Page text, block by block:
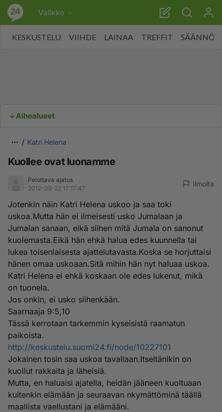
Valikko
KESKUSTELU VIIHDE LAINAA TREFFIT SÄÄNNÖT
Aihealueet
Katri Helena
Kuollee ovat luonamme
Pelottava ajatus
2012-09-22 17:17:47
Ilmoita
Jotenkin näin Katri Helena uskoo ja saa toki
uskoa.Mutta hän ei ilmeisesti usko Jumalaan ja
Jumalan sanaan, eikä siihen mitä Jumala on sanonut
kuolemasta.Eikä hän ehkä halua edes kuunnella tai
lukea toisenlaisesta ajattelutavasta.Koska se horjuttaisi
hänen omaa uskoaan.Sitä mihin hän nyt haluaa uskoa.
Katri Helena ei ehkä koskaan ole edes lukenut, mikä
on tuonela.
Jos onkin, ei usko siihenkään.
Saarnaaja 9:5,10
Tässä kerrotaan tarkemmin kyseisistä raamatun
paikoista.
http://keskustelu.suomi24.fi/node/10227101
Jokainen tosin saa uskoa tavallaan.Itseltänikin on
kuollut rakkaita ja läheisiä.
Mutta, en haluaisi ajatella, heidän jääneen kuoltuaan
kuitenkin elämään ja seuraavan nkymättöminä täällä
maallista vaellustani ja elämääni.